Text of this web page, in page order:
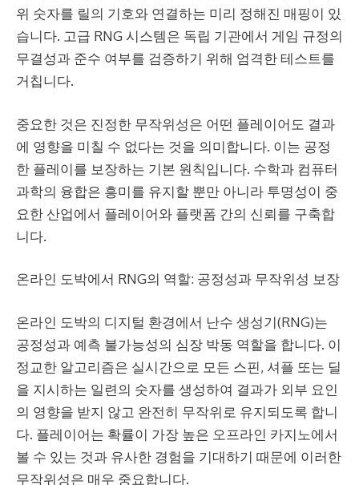
위 숫자를 릴의 기호와 연결하는 미리 정해진 매핑이 있
습니다. 고급 RNG 시스템은 독립 기관에서 게임 규정의
무결성과 준수 여부를 검증하기 위해 엄격한 테스트를
거칩니다.
중요한 것은 진정한 무작위성은 어떤 플레이어도 결과
에 영향을 미칠 수 없다는 것을 의미합니다. 이는 공정
한 플레이를 보장하는 기본 원칙입니다. 수학과 컴퓨터
과학의 융합은 흥미를 유지할 뿐만 아니라 투명성이 중
요한 산업에서 플레이어와 플랫폼 간의 신뢰를 구축합
니다.
온라인 도박에서 RNG의 역할: 공정성과 무작위성 보장
온라인 도박의 디지털 환경에서 난수 생성기(RNG)는
공정성과 예측 불가능성의 심장 박동 역할을 합니다. 이
정교한 알고리즘은 실시간으로 모든 스핀, 셔플 또는 딜
을 지시하는 일련의 숫자를 생성하여 결과가 외부 요인
의 영향을 받지 않고 완전히 무작위로 유지되도록 합니
다. 플레이어는 확률이 가장 높은 오프라인 카지노에서
볼 수 있는 것과 유사한 경험을 기대하기 때문에 이러한
무작위성은 매우 중요합니다.